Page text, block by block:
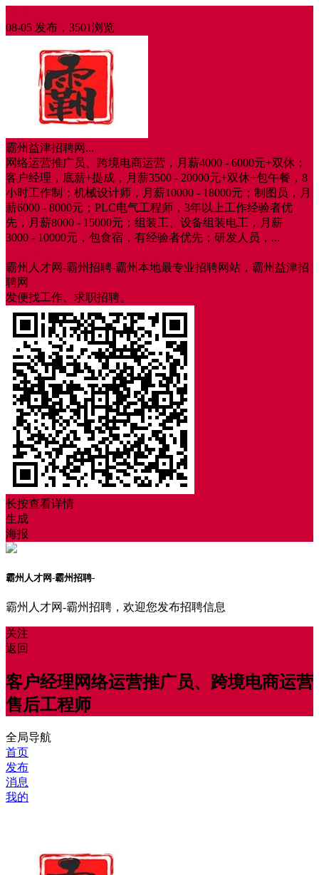
08-05 发布，3501浏览
霸州益津招聘网...
网络运营推广员、跨境电商运营，月薪4000 - 6000元+双休；
客户经理，底薪+提成，月薪3500 - 20000元+双休+包午餐，8
小时工作制；机械设计师，月薪10000 - 18000元；制图员，月
薪6000 - 8000元；PLC电气工程师，3年以上工作经验者优
先，月薪8000 - 15000元；组装工、设备组装电工，月薪
3000 - 10000元，包食宿，有经验者优先；研发人员，...
霸州人才网-霸州招聘-霸州本地最专业招聘网站，霸州益津招
聘网
发便找工作、求职招聘。
长按查看详情
生成
海报
霸州人才网-霸州招聘-
霸州人才网-霸州招聘，欢迎您发布招聘信息
关注
返回
客户经理网络运营推广员、跨境电商运营
售后工程师
全局导航
首页
发布
消息
我的